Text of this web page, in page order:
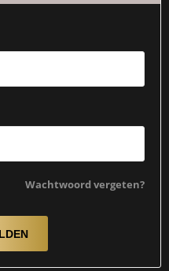
Wachtwoord vergeten?